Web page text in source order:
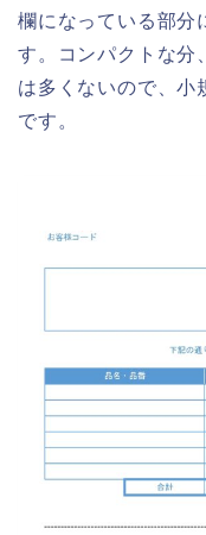
欄になっている部分
す。コンパクトな分
は多くないので、小
です。